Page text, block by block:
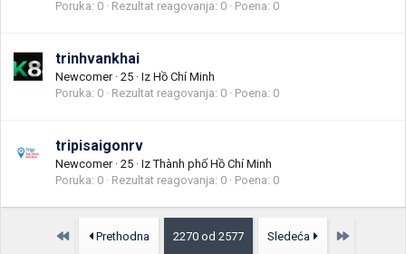
Poruka 0 Rezultat reagovanja 0 Poena 0
trinhvankhai
Newcomer · 25 · Iz Hồ Chí Minh
Poruka 0 Rezultat reagovanja 0 Poena 0
tripisaigonrv
Newcomer · 25 · IzThành phố Hồ Chí Minh
Poruka 0 Rezultat reagovanja 0 Poena 0
Prvo Prethodna 2270 od 2577 Sledeća Poslednja